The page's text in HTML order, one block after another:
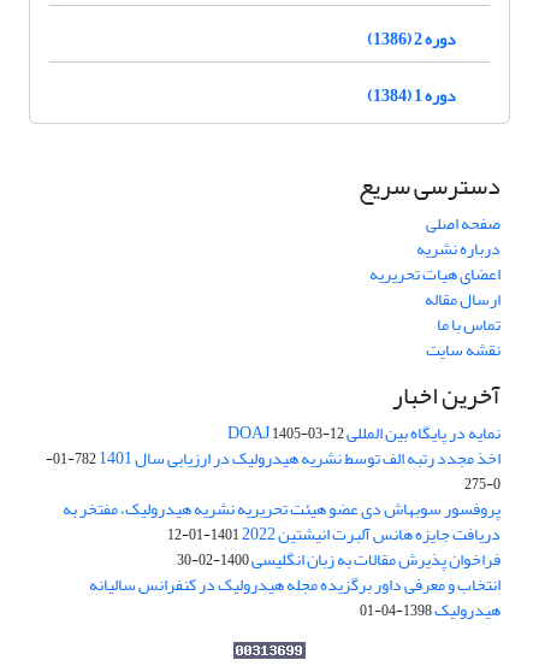
دوره 2 (1386)
دوره 1 (1384)
دسترسی سریع
صفحه اصلی
درباره نشریه
اعضای هیات تحریریه
ارسال مقاله
تماس با ما
نقشه سایت
آخرین اخبار
نمایه در پایگاه بین المللی DOAJ1405-03-12
اخذ مجدد رتبه الف توسط نشریه هیدرولیک در ارزیابی سال 1401
782-01-
0-275
پروفسور سوبهاش دی عضو هیئت تحریریه نشریه هیدرولیک، مفتخر به
دریافت جایزه هانس آلبرت انیشتین 2022 1401-01-12
فراخوان پذیرش مقالات به زبان انگلیسی1400-02-30
انتخاب و معرفی داور برگزیده مجله هیدرولیک در کنفرانس سالیانه
هیدرولیک1398-04-01